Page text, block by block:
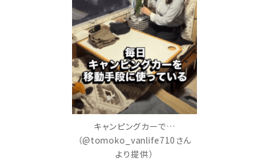
キャンピングカーで…
（@tomoko_vanlife710さん
より提供）